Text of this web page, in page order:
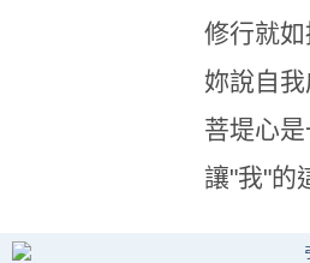
修行就
妳說自
菩堤心
讓"我"的